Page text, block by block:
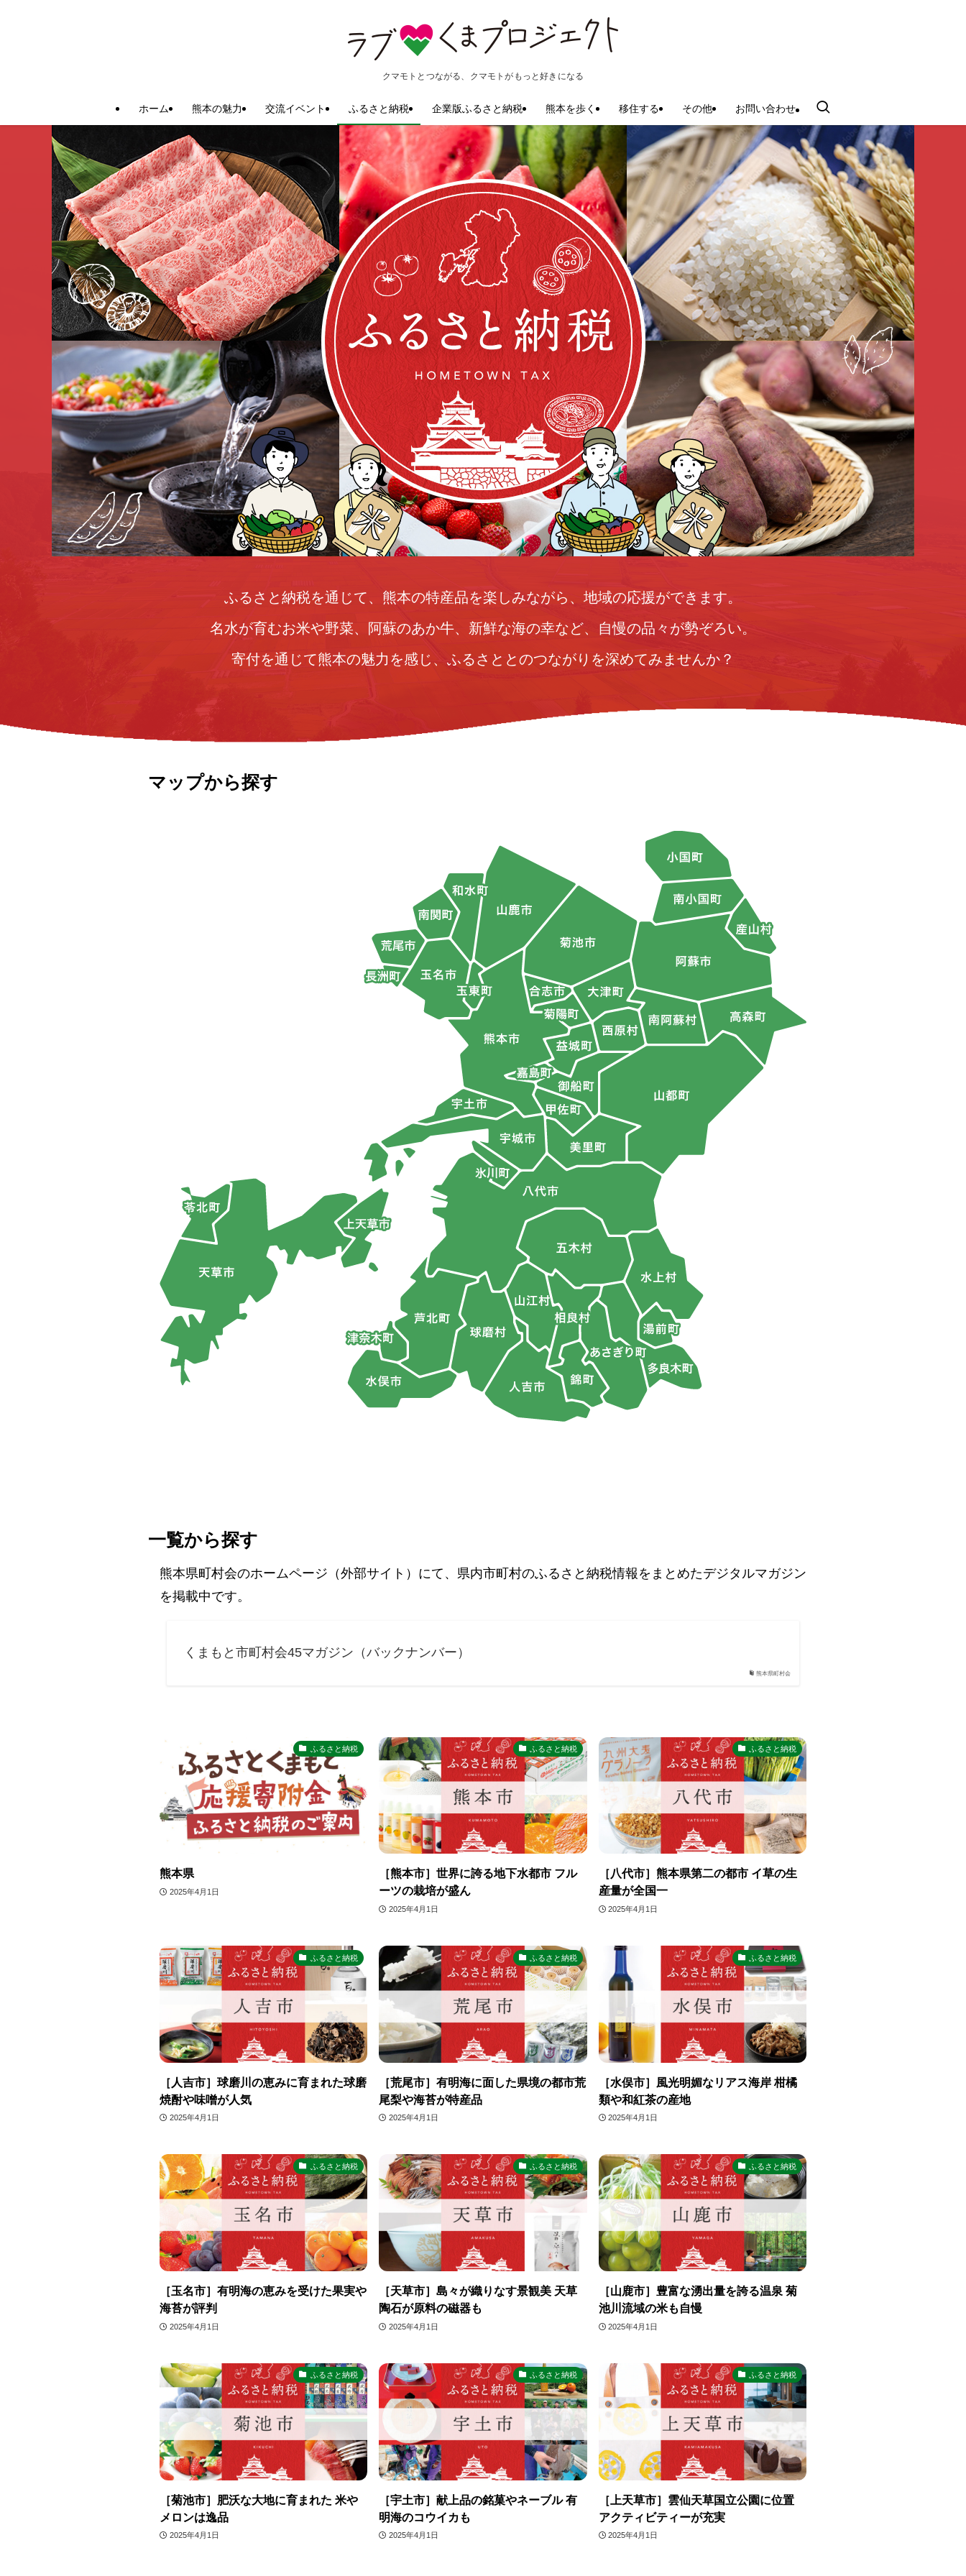
クマモトとつながる、クマモトがもっと好きになる
ホーム 熊本の魅力 交流イベント ふるさと納税 企業版ふるさと納税 熊本を歩く 移住する その他 お問い合わせ
ふるさと納税を通じて、熊本の特産品を楽しみながら、地域の応援ができます。
名水が育むお米や野菜、阿蘇のあか牛、新鮮な海の幸など、自慢の品々が勢ぞろい。
寄付を通じて熊本の魅力を感じ、ふるさととのつながりを深めてみませんか？
マップから探す
一覧から探す
熊本県町村会のホームページ（外部サイト）にて、県内市町村のふるさと納税情報をまとめたデジタルマガジン
を掲載中です。
熊本県町村会
くまもと市町村会45マガジン（バックナンバー）
ふるさと納税
熊本県
2025年4月1日
ふるさと納税
［熊本市］世界に誇る地下水都市 フル
ーツの栽培が盛ん
2025年4月1日
ふるさと納税
［八代市］熊本県第二の都市 イ草の生
産量が全国一
2025年4月1日
ふるさと納税
［人吉市］球磨川の恵みに育まれた球磨
焼酎や味噌が人気
2025年4月1日
ふるさと納税
［荒尾市］有明海に面した県境の都市荒
尾梨や海苔が特産品
2025年4月1日
ふるさと納税
［水俣市］風光明媚なリアス海岸 柑橘
類や和紅茶の産地
2025年4月1日
ふるさと納税
［玉名市］有明海の恵みを受けた果実や
海苔が評判
2025年4月1日
ふるさと納税
［天草市］島々が織りなす景観美 天草
陶石が原料の磁器も
2025年4月1日
ふるさと納税
［山鹿市］豊富な湧出量を誇る温泉 菊
池川流域の米も自慢
2025年4月1日
ふるさと納税
［菊池市］肥沃な大地に育まれた 米や
メロンは逸品
2025年4月1日
ふるさと納税
［宇土市］献上品の銘菓やネーブル 有
明海のコウイカも
2025年4月1日
ふるさと納税
［上天草市］雲仙天草国立公園に位置
アクティビティーが充実
2025年4月1日